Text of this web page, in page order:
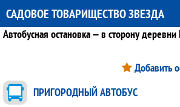
САДОВОЕ ТОВАРИЩЕСТВО ЗВЕЗДА
Автобусная остановка — в сторону
Добавить
ПРИГОРОДНЫЙ АВТОБУС